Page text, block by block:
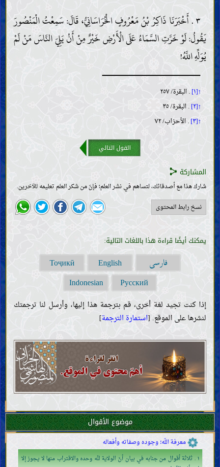
٣ . أَخْبَرَنَا ذَاكِرُ بْنُ مَعْرُوفٍ الْخُرَاسَانِيُّ، قَالَ: سَمِعْتُ الْمَنْصُورَ
يَقُولُ: لَوْ خَرَّتِ السَّمَاءُ عَلَى الْأَرْضِ خَيْرٌ مِنْ أَنْ يَلِيَ النَّاسَ مَنْ لَمْ
يُوَلِّهِ اللَّهُ!
↑[١] . البقرة/ ٢٥٧
↑[٢] . البقرة/ ٣٥
↑[٣] . الأحزاب/ ٧٢
القول التالي
المشاركة
شارك هذا مع أصدقائك، لتساهم في نشر العلم؛ فإنّ من شكر العلم تعليمه للآخرين.
نسخ رابط المحتوى
يمكنك أيضًا قراءة هذا باللغات التالية:
فارسی English
Тоҷикӣ
Русский
Indonesian
إذا كنت تجيد لغة أخرى، قم بترجمة هذا إليها، وأرسل لنا ترجمتك
لنشرها على الموقع. [استمارة الترجمة]
موضوع الأقوال
العلم
معنى العلم ووجوب اكتسابه
صفات العلماء وواجباتهم
الحجّة
كتاب اللّه
حجّيّة القرآن وصفاته
تفسير بعض آيات القرآن
خليفة اللّه
الروايات الواردة عن خلفاء اللّه
العقائد
معرفة اللّه؛ وجوده وصفاته وأفعاله
١ . ثلاثة أقوال من جنابه في بيان أنّ الولاية للّه وحده والاقتراب منها لا يجوز إلا